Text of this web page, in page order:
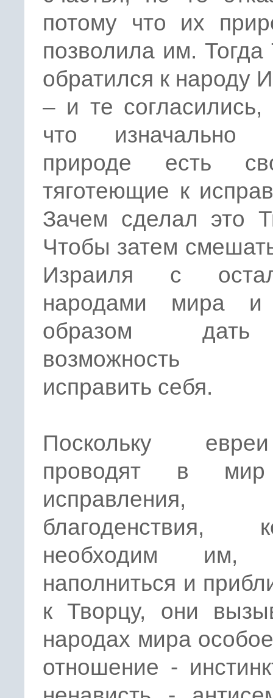
потому что их
позволила им. Тогда
обратился к народу
– и те согласились,
что
природе есть
тяготеющие к
Зачем сделал это
Чтобы затем
Израиля с
народами мира и
образом
возможность
исправить себя.
Поскольку
проводят в
исправления,
благоденствия,
необходим им,
наполниться и
к Творцу, они
народах мира
отношение -